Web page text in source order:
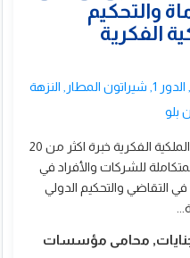
رامى
51 ش عبد الحميد بدوى, الشقة 7, الدور 1, شيراتون المطار, النزهة
بلو
مؤسسة AGLC للمحاماة والتحكيم والملكية الفكرية خبرة اكثر من 20
للشركات والأفراد في
في التقاضي والتحكيم الدولي
محامى مؤسسات